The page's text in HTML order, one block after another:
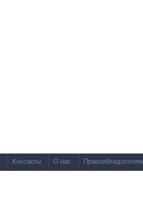
Контакты О нас Правообладателям